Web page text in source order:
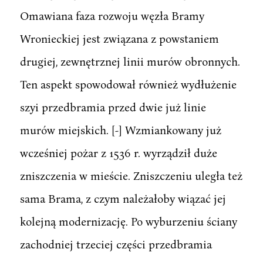
Omawiana faza rozwoju węzła Bramy
Wronieckiej jest związana z powstaniem
drugiej, zewnętrznej linii murów obronnych.
Ten aspekt spowodował również wydłużenie
szyi przedbramia przed dwie już linie
murów miejskich. [-] Wzmiankowany już
wcześniej pożar z 1536 r. wyrządził duże
zniszczenia w mieście. Zniszczeniu uległa też
sama Brama, z czym należałoby wiązać jej
kolejną modernizację. Po wyburzeniu ściany
zachodniej trzeciej części przedbramia